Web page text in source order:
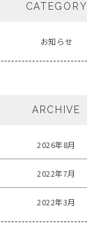
CATEGORY
お知らせ
ARCHIVE
2026年8月
2022年7月
2022年3月